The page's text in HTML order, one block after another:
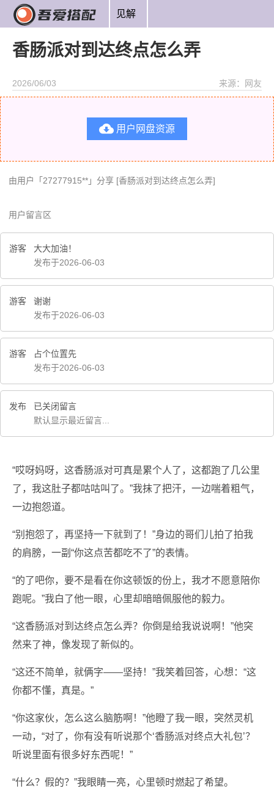
见解
香肠派对到达终点怎么弄
2026/06/03 来源：网友
 用户网盘资源
由用户「27277915**」分享 [香肠派对到达终点怎么弄]
用户留言区
游客
大大加油！
发布于2026-06-03
游客
谢谢
发布于2026-06-03
游客
占个位置先
发布于2026-06-03
发布
已关闭留言
默认显示最近留言...
“哎呀妈呀，这香肠派对可真是累个人了，这都跑了几公里
了，我这肚子都咕咕叫了。”我抹了把汗，一边喘着粗气，
一边抱怨道。
“别抱怨了，再坚持一下就到了！”身边的哥们儿拍了拍我
的肩膀，一副“你这点苦都吃不了”的表情。
“的了吧你，要不是看在你这顿饭的份上，我才不愿意陪你
跑呢。”我白了他一眼，心里却暗暗佩服他的毅力。
“这香肠派对到达终点怎么弄？你倒是给我说说啊！”他突
然来了神，像发现了新似的。
“这还不简单，就俩字——坚持！”我笑着回答，心想：“这
你都不懂，真是。”
“你这家伙，怎么这么脑筋啊！”他瞪了我一眼，突然灵机
一动，“对了，你有没有听说那个‘香肠派对终点大礼包’？
听说里面有很多好东西呢！”
“什么？假的？”我眼睛一亮，心里顿时燃起了希望。